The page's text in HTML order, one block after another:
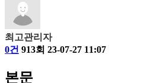
최고관리자
0건 913회 23-07-27 11:07
본문